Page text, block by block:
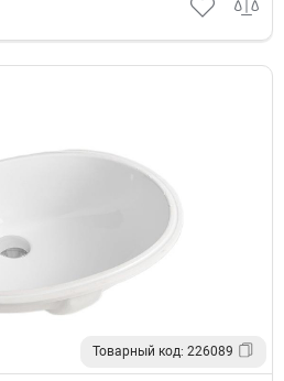
Товарный код: 226089